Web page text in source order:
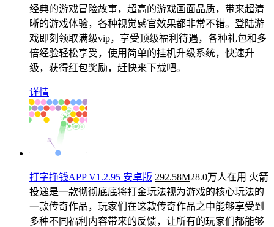
经典的游戏冒险故事，超高的游戏画面品质，带来超清
晰的游戏体验，各种视觉感官效果都非常不错。登陆游
戏即刻领取满级vip，享受顶级福利待遇，各种礼包和多
倍经验轻松享受，使用简单的挂机升级系统，快速升
级，获得红包奖励，赶快来下载吧。
详情
打字挣钱APP V1.2.95 安卓版 292.58M28.0万人在用 火箭
投递是一款彻彻底底将打金玩法视为游戏的核心玩法的
一款传奇作品，玩家们在这款传奇作品之中能够享受到
多种不同福利内容带来的反馈，让所有的玩家们都能够